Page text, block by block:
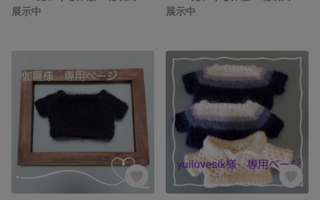
展示中
展示中